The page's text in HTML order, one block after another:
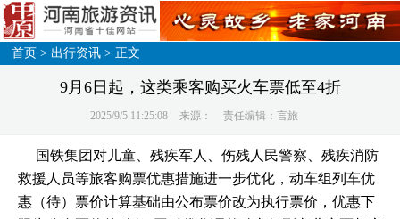
首页 >出行资讯 > 正文
9月6日起，这类乘客购买火车票低至4折
2025/9/5 11:25:08 来源： 责任编辑：言旅
国铁集团对儿童、残疾军人、伤残人民警察、残疾消防
救援人员等旅客购票优惠措施进一步优化，动车组列车优
惠（待）票价计算基础由公布票价改为执行票价，优惠下